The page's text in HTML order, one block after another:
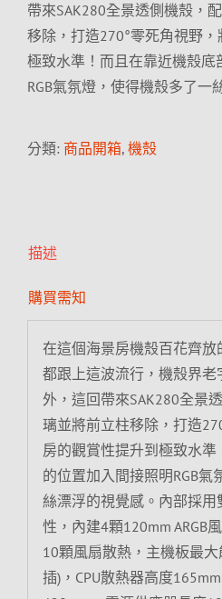
帶來SAK280全景透側機殼，
移除，打造270°零死角視野
極致水準！而且在靠近機殼底
RGB氣氛燈，使得機殼多了一
分類: 商品開箱, 機殼
描述
購買需知
在這個海景房機殼百花齊
都跟上這波流行，機殼界
外，這回帶來SAK280全景
璃並將前立柱移除，打造
房的觀賞性提升到極致水
的位置加入間接照明RGB
絲漂浮的視覺感。內部採
性，內建4顆120mm ARGB
10顆風扇散熱，主機板最大
插)，CPU散熱器高度